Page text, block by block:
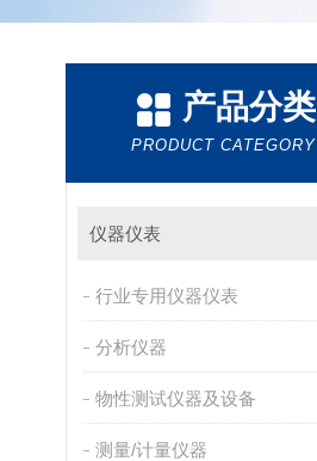
产品分类
PRODUCT CATEGORY
仪器仪表
行业专用仪器仪表
分析仪器
物性测试仪器及设备
测量/计量仪器